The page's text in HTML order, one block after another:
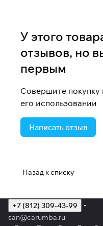
У этого
отзывов, но
первым
Совершите покупку
его использовании
Написать отзыв
Назад к списку
+7 (812) 309-43-99
san@carumba.ru